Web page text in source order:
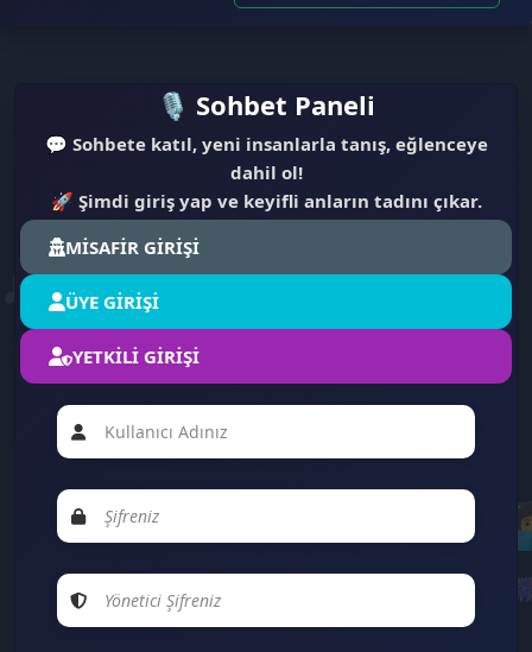
👩‍💻
💭
😍
🎶
🎙️ Sohbet Paneli
💬 Sohbete katıl, yeni insanlarla tanış, eğlenceye
dahil ol!
🚀 Şimdi giriş yap ve keyifli anların tadını çıkar.
MİSAFİR GİRİŞİ
ÜYE GİRİŞİ
YETKİLİ GİRİŞİ